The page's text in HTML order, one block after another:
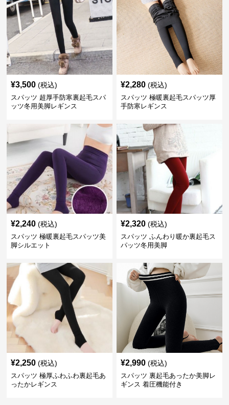
¥3,500 (税込)
スパッツ 超厚手防寒裏起毛スパ
ッツ冬用美脚レギンス
¥2,280 (税込)
スパッツ 極暖裏起毛スパッツ厚
手防寒レギンス
¥2,240 (税込)
スパッツ 極暖裏起毛スパッツ美
脚シルエット
¥2,320 (税込)
スパッツ ふんわり暖か裏起毛ス
パッツ冬用美脚
¥2,250 (税込)
スパッツ 極厚ふわふわ裏起毛あ
ったかレギンス
¥2,990 (税込)
スパッツ 裏起毛あったか美脚レ
ギンス 着圧機能付き